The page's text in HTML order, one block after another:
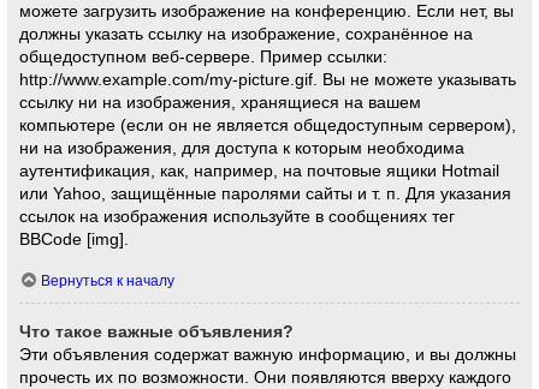
можете загрузить изображение на конференцию. Если нет, вы
должны указать ссылку на изображение, сохранённое на
общедоступном веб-сервере. Пример ссылки:
http://www.example.com/my-picture.gif. Вы не можете указывать
ссылку ни на изображения, хранящиеся на вашем
компьютере (если он не является общедоступным сервером),
ни на изображения, для доступа к которым необходима
аутентификация, как, например, на почтовые ящики Hotmail
или Yahoo, защищённые паролями сайты и т. п. Для указания
ссылок на изображения используйте в сообщениях тег
BBCode [img].
Вернуться к началу
Что такое важные объявления?
Эти объявления содержат важную информацию, и вы должны
прочесть их по возможности. Они появляются вверху каждого